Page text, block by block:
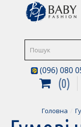
(096) 080
0
Головна